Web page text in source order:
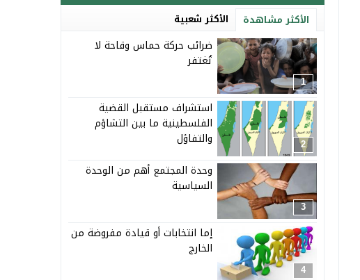
الأكثر مشاهدة الأكثر شعبية
1
ضرائب حركة حماس وقاحة لا
تُغتفر
2
استشراف مستقبل القضية
الفلسطينية ما بين التشاؤم
والتفاؤل
3
وحدة المجتمع أهم من الوحدة
السياسية
4
إما انتخابات أو قيادة مفروضة من
الخارج